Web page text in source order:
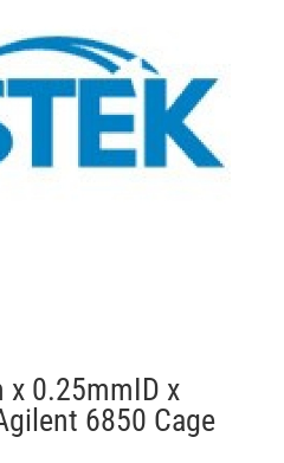
x 0.25mmID x
6850 Cage